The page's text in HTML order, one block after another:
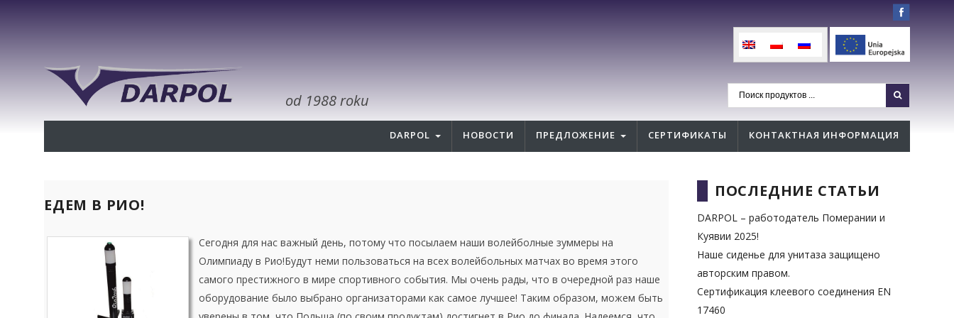
od 1988 roku
DARPOL НОВОСТИ ПРЕДЛОЖЕНИЕ СЕРТИФИКАТЫ КОНТАКТНАЯ ИНФОРМАЦИЯ
ЕДЕМ В РИО!
Сегодня для нас важный день, потому что посылаем наши волейболные зуммеры на
Олимпиаду в Рио!Будут неми пользоваться на всех волейбольных матчах во время этого
самого престижного в мире спортивного события. Мы очень рады, что в очередной раз наше
оборудование было выбрано организаторами как самое лучшее! Таким образом, можем быть
ПОСЛЕДНИЕ СТАТЬИ
DARPOL – работодатель Померании и
Куявии 2025!
Наше сиденье для унитаза защищено
авторским правом.
Сертификация клеевого соединения EN
17460